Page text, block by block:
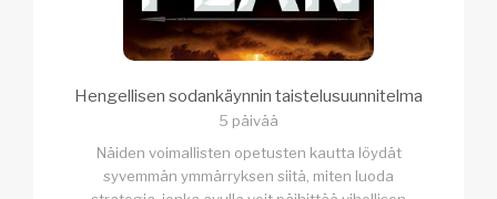
Hengellisen sodankäynnin taistelusuunnitelma
5 päivää
Näiden voimallisten opetusten kautta löydät
syvemmän ymmärryksen siitä, miten luoda